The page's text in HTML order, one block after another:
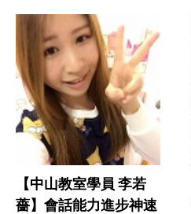
【中山教室學員 李若
薔】會話能力進步神速